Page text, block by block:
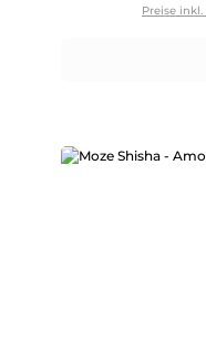
Preise inkl.